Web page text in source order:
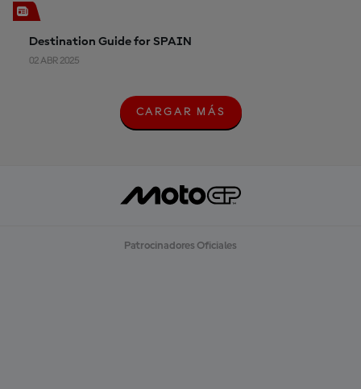
Destination Guide for SPAIN
02 ABR 2025
C
A
R
M
CARGAR MÁS
Patrocinadores Oficiales